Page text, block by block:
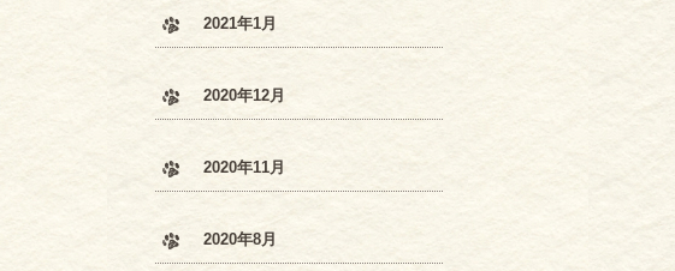
2021年1月
2020年12月
2020年11月
2020年8月